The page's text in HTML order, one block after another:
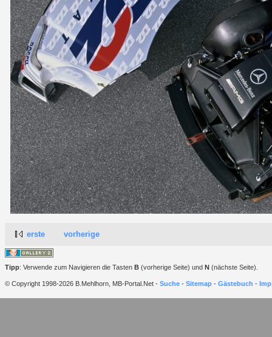
erste vorherige
Tipp: Verwende zum Navigieren die Tasten B (vorherige Seite) und N (nächste Seite).
© Copyright 1998-2026 B.Mehlhorn, MB-Portal.Net - Suche - Sitemap - Gästebuch -